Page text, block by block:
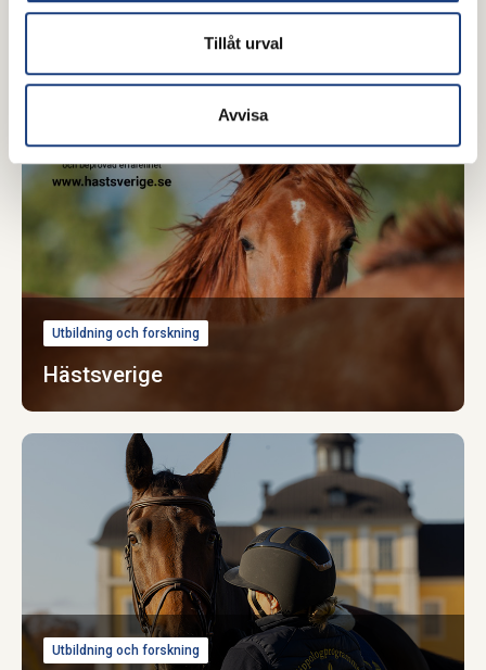
Tillåt urval
Avvisa
Stiftelsen Hästforskning
Utbildning och forskning
Hästsverige
Utbildning och forskning